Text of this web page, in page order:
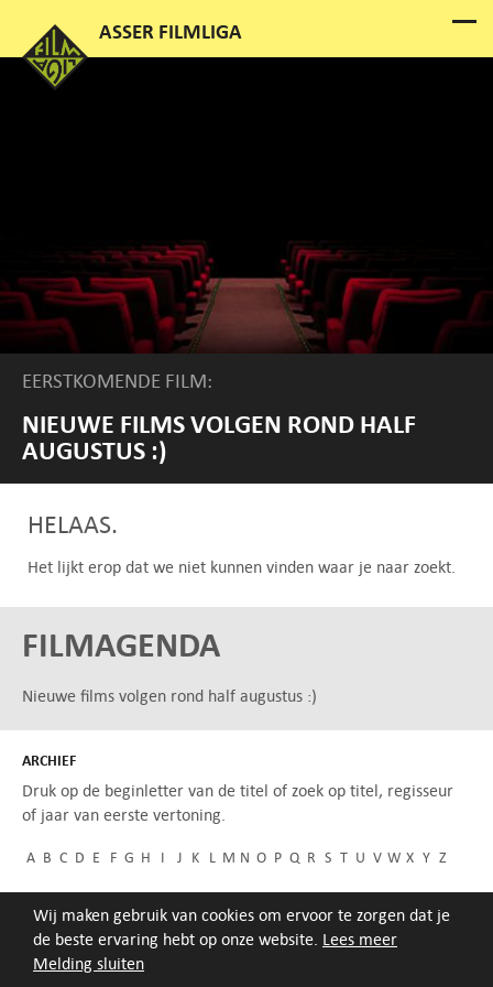
Melding sluiten
Wij maken gebruik van cookies om ervoor te zorgen dat je
de beste ervaring hebt op onze website. Lees meer
EERSTKOMENDE FILM:
NIEUWE FILMS VOLGEN ROND HALF
AUGUSTUS :)
HELAAS.
Het lijkt erop dat we niet kunnen vinden waar je naar zoekt.
FILMAGENDA
Nieuwe films volgen rond half augustus :)
ARCHIEF
Druk op de beginletter van de titel of zoek op titel, regisseur
of jaar van eerste vertoning.
A B C D E F G H I J K L M N O P Q R S T U V W X Y Z